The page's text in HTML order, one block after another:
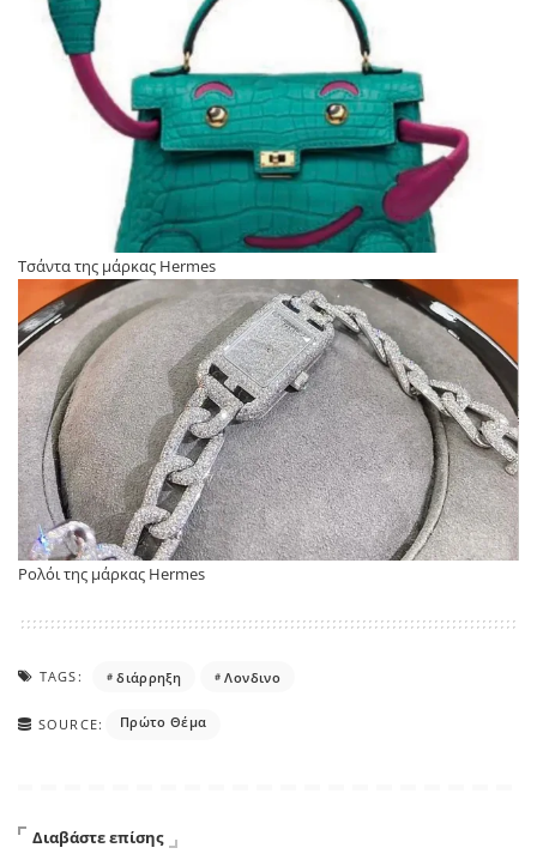
Τσάντα της μάρκας Hermes
Ρολόι της μάρκας Hermes
TAGS: διάρρηξη Λονδινο
SOURCE: Πρώτο Θέμα
Διαβάστε επίσης